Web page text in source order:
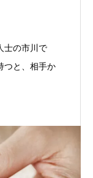
士の市川で
つと、相手か